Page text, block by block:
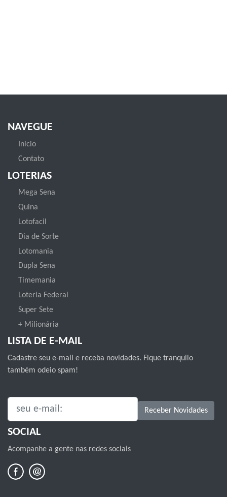
NAVEGUE
Inicio
Contato
LOTERIAS
Mega Sena
Quina
Lotofacil
Dia de Sorte
Lotomania
Dupla Sena
Timemania
Loteria Federal
Super Sete
+ Milionária
LISTA DE E-MAIL
Cadastre seu e-mail e receba novidades. Fique tranquilo
também odeio spam!
SEU E-MAIL: Receber Novidades
SOCIAL
Acompanhe a gente nas redes sociais